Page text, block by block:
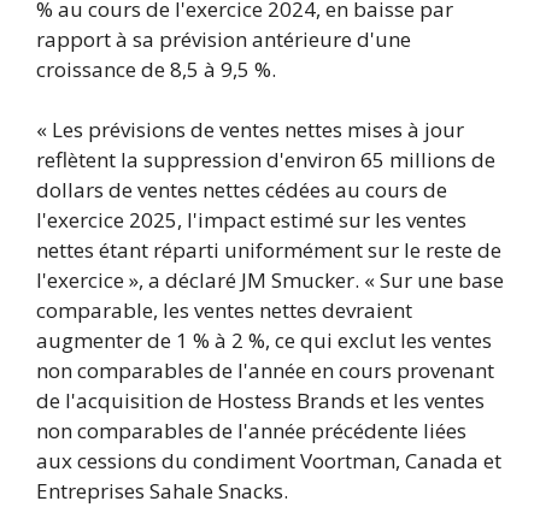
% au cours de l'exercice 2024, en baisse par
rapport à sa prévision antérieure d'une
croissance de 8,5 à 9,5 %.
« Les prévisions de ventes nettes mises à jour
reflètent la suppression d'environ 65 millions de
dollars de ventes nettes cédées au cours de
l'exercice 2025, l'impact estimé sur les ventes
nettes étant réparti uniformément sur le reste de
l'exercice », a déclaré JM Smucker. « Sur une base
comparable, les ventes nettes devraient
augmenter de 1 % à 2 %, ce qui exclut les ventes
non comparables de l'année en cours provenant
de l'acquisition de Hostess Brands et les ventes
non comparables de l'année précédente liées
aux cessions du condiment Voortman, Canada et
Entreprises Sahale Snacks.